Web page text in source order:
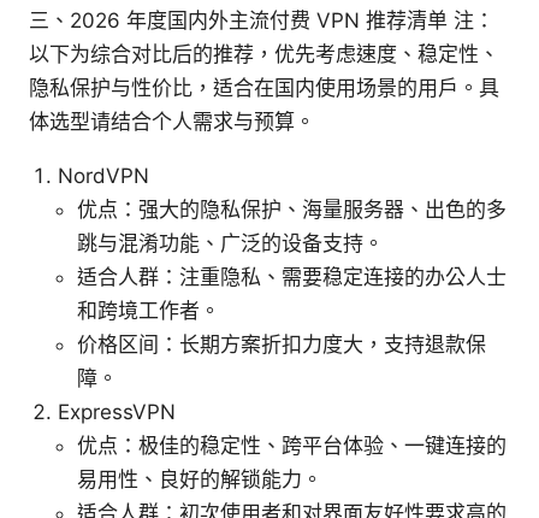
三、2026 年度国内外主流付费 VPN 推荐清单 注：
以下为综合对比后的推荐，优先考虑速度、稳定性、
隐私保护与性价比，适合在国内使用场景的用户。具
体选型请结合个人需求与预算。
NordVPN
优点：强大的隐私保护、海量服务器、出色的多
跳与混淆功能、广泛的设备支持。
适合人群：注重隐私、需要稳定连接的办公人士
和跨境工作者。
价格区间：长期方案折扣力度大，支持退款保
障。
ExpressVPN
优点：极佳的稳定性、跨平台体验、一键连接的
易用性、良好的解锁能力。
适合人群：初次使用者和对界面友好性要求高的